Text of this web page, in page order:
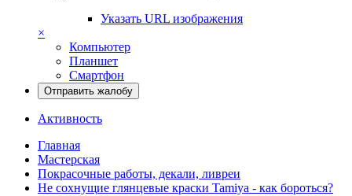
Указать URL изображения
×
Компьютер
Планшет
Смартфон
Отправить жалобу
Активность
Главная
Мастерская
Покрасочные работы, декали, ливреи
Не сохнущие глянцевые краски Tamiya - как бороться?